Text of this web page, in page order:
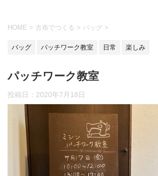
HOME > 古布でつくる > バッグ >
バッグ パッチワーク教室 日常 楽しみ
パッチワーク教室
投稿日： 2020年7月18日